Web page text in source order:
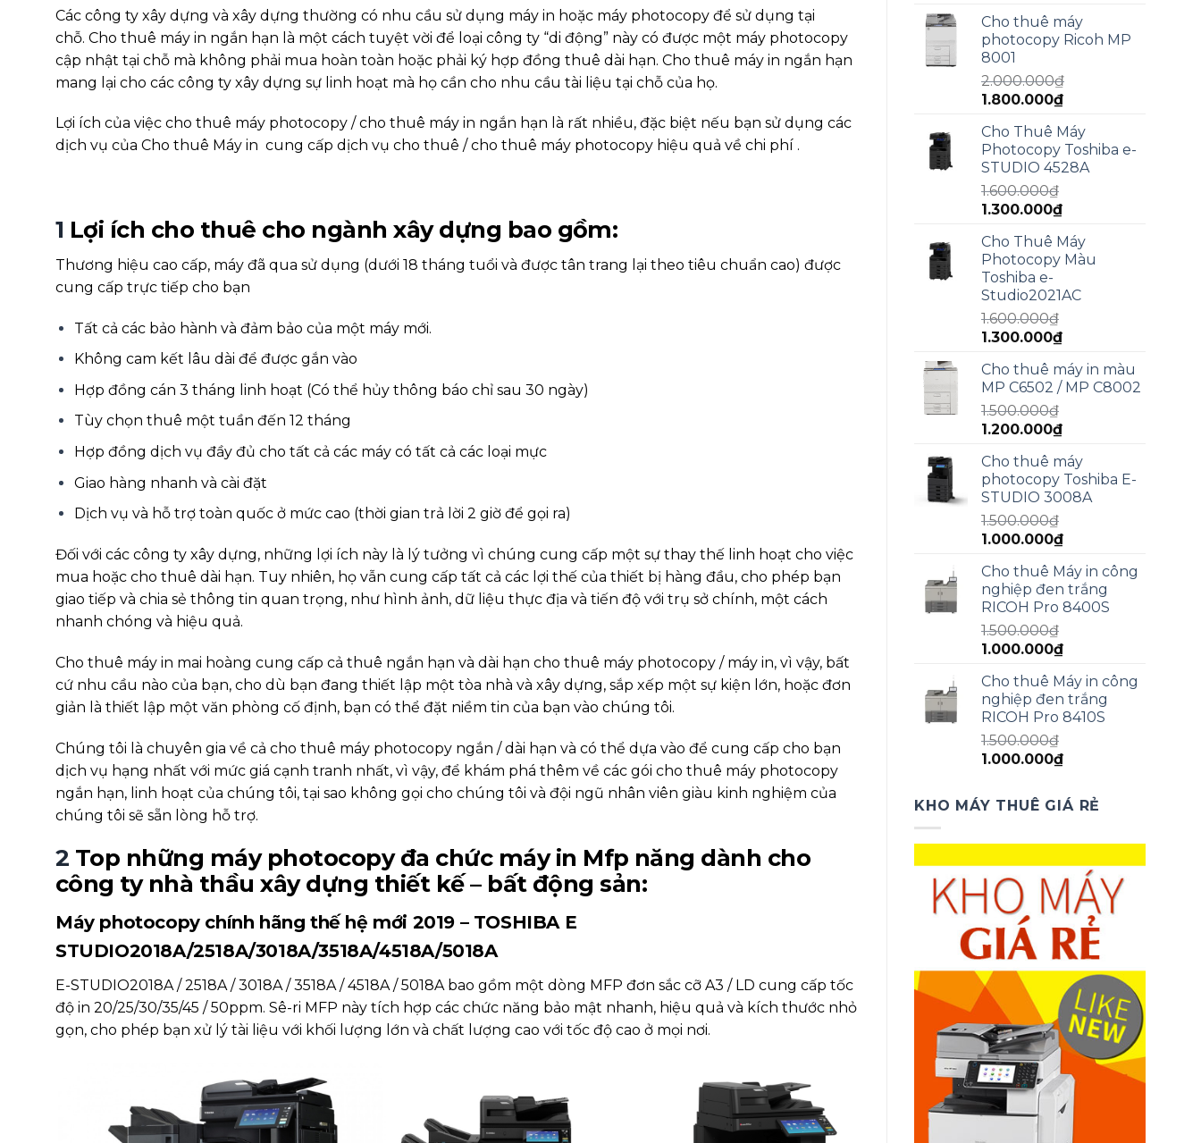
Các công ty xây dựng và xây dựng thường có nhu cầu sử dụng máy in hoặc máy photocopy để sử dụng tại
chỗ. Cho thuê máy in ngắn hạn là một cách tuyệt vời để loại công ty “di động” này có được một máy photocopy
cập nhật tại chỗ mà không phải mua hoàn toàn hoặc phải ký hợp đồng thuê dài hạn. Cho thuê máy in ngắn hạn
mang lại cho các công ty xây dựng sự linh hoạt mà họ cần cho nhu cầu tài liệu tại chỗ của họ.
Lợi ích của việc cho thuê máy photocopy / cho thuê máy in ngắn hạn là rất nhiều, đặc biệt nếu bạn sử dụng các
dịch vụ của Cho thuê Máy in cung cấp dịch vụ cho thuê / cho thuê máy photocopy hiệu quả về chi phí .
1 Lợi ích cho thuê cho ngành xây dựng bao gồm:
Thương hiệu cao cấp, máy đã qua sử dụng (dưới 18 tháng tuổi và được tân trang lại theo tiêu chuẩn cao) được
cung cấp trực tiếp cho bạn
Tất cả các bảo hành và đảm bảo của một máy mới.
Không cam kết lâu dài để được gắn vào
Hợp đồng cán 3 tháng linh hoạt (Có thể hủy thông báo chỉ sau 30 ngày)
Tùy chọn thuê một tuần đến 12 tháng
Hợp đồng dịch vụ đầy đủ cho tất cả các máy có tất cả các loại mực
Giao hàng nhanh và cài đặt
Dịch vụ và hỗ trợ toàn quốc ở mức cao (thời gian trả lời 2 giờ để gọi ra)
Đối với các công ty xây dựng, những lợi ích này là lý tưởng vì chúng cung cấp một sự thay thế linh hoạt cho việc
mua hoặc cho thuê dài hạn. Tuy nhiên, họ vẫn cung cấp tất cả các lợi thế của thiết bị hàng đầu, cho phép bạn
giao tiếp và chia sẻ thông tin quan trọng, như hình ảnh, dữ liệu thực địa và tiến độ với trụ sở chính, một cách
nhanh chóng và hiệu quả.
Cho thuê máy in mai hoàng cung cấp cả thuê ngắn hạn và dài hạn cho thuê máy photocopy / máy in, vì vậy, bất
cứ nhu cầu nào của bạn, cho dù bạn đang thiết lập một tòa nhà và xây dựng, sắp xếp một sự kiện lớn, hoặc đơn
giản là thiết lập một văn phòng cố định, bạn có thể đặt niềm tin của bạn vào chúng tôi.
Chúng tôi là chuyên gia về cả cho thuê máy photocopy ngắn / dài hạn và có thể dựa vào để cung cấp cho bạn
dịch vụ hạng nhất với mức giá cạnh tranh nhất, vì vậy, để khám phá thêm về các gói cho thuê máy photocopy
ngắn hạn, linh hoạt của chúng tôi, tại sao không gọi cho chúng tôi và đội ngũ nhân viên giàu kinh nghiệm của
chúng tôi sẽ sẵn lòng hỗ trợ.
2 Top những máy photocopy đa chức máy in Mfp năng dành cho
công ty nhà thầu xây dựng thiết kế – bất động sản:
Máy photocopy chính hãng thế hệ mới 2019 – TOSHIBA E
STUDIO2018A/2518A/3018A/3518A/4518A/5018A
E-STUDIO2018A / 2518A / 3018A / 3518A / 4518A / 5018A bao gồm một dòng MFP đơn sắc cỡ A3 / LD cung cấp tốc
độ in 20/25/30/35/45 / 50ppm. Sê-ri MFP này tích hợp các chức năng bảo mật nhanh, hiệu quả và kích thước nhỏ
gọn, cho phép bạn xử lý tài liệu với khối lượng lớn và chất lượng cao với tốc độ cao ở mọi nơi.
là:
5.000.000₫.
tại
là:
Cho thuê máy
photocopy Ricoh MP
8001
2.000.000₫
Giá
là:
2.000.000₫.
1.800.000₫Giá
tại
là:
1.800.000₫.
Cho Thuê Máy
Photocopy Toshiba e-
STUDIO 4528A
1.600.000₫
Giá
là:
1.600.000₫.
1.300.000₫Giá
tại
là:
Cho Thuê Máy
Photocopy Màu
Toshiba e-
Studio2021AC
1.600.000₫
Giá
là:
1.600.000₫.
1.300.000₫Giá
tại
là:
Cho thuê máy in màu
MP C6502 / MP C8002
1.500.000₫
Giá
là:
1.500.000₫.
1.200.000₫Giá
tại
là:
1.200.000₫.
Cho thuê máy
photocopy Toshiba E-
STUDIO 3008A
1.500.000₫
Giá
là:
1.500.000₫.
1.000.000₫Giá
tại
là:
1.000.000₫.
Cho thuê Máy in công
nghiệp đen trắng
RICOH Pro 8400S
1.500.000₫
Giá
là:
1.500.000₫.
1.000.000₫Giá
tại
là:
1.000.000₫.
Cho thuê Máy in công
nghiệp đen trắng
RICOH Pro 8410S
1.500.000₫
Giá
là:
1.500.000₫.
1.000.000₫Giá
tại
là:
KHO MÁY THUÊ GIÁ RẺ